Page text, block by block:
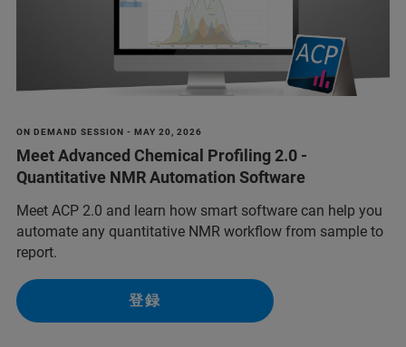
ON DEMAND SESSION - MAY 20, 2026
Meet Advanced Chemical Profiling 2.0 -
Quantitative NMR Automation Software
Meet ACP 2.0 and learn how smart software can help you
automate any quantitative NMR workflow from sample to
report.
登録